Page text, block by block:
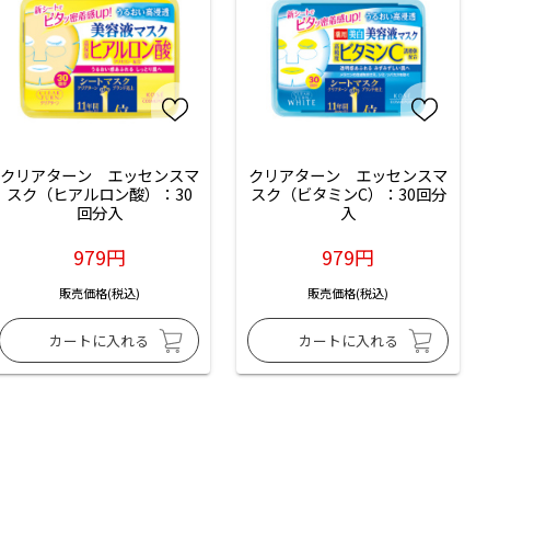
クリアターン　エッセンスマ
スク（ヒアルロン酸）：30
回分入
979円
販売価格(税込)
クリアターン　エッセンスマ
スク（ビタミンC）：30回分
入
979円
販売価格(税込)